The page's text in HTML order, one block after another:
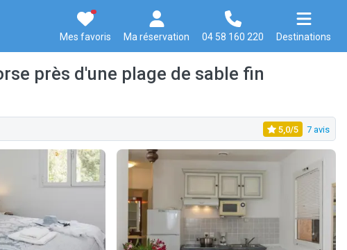
Mes favoris Ma réservation 04 58 160 220 Destinations
près d'une plage de sable fin
5,0/5 7 avis